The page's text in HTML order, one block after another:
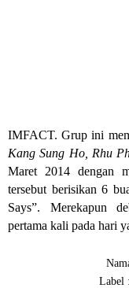
IMFACT.Grup ini
Kang Sung Ho, Rhu
Maret 2014 dengan
tersebut berisikan 6
Says”. Merekapun
pertama kali pada hari
Label